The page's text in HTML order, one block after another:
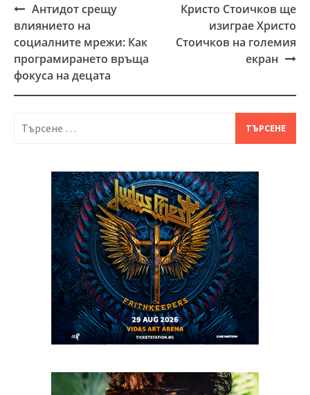
Post
navigation
Антидот срещу
влиянието на
социалните мрежи: Как
програмирането връща
фокуса на децата
Кристо Стоичков ще
изиграе Христо
Стоичков на големия
екран
Търсене